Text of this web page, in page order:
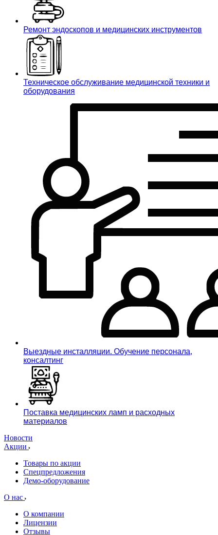
Ремонт эндоскопов и медицинских инструментов
Техническое обслуживание медицинской техники и
оборудования
Выездные инсталляции. Обучение персонала,
консалтинг
Поставка медицинских ламп и расходных
материалов
Новости
Акции
Товары по акции
Спецпредложения
Демо-оборудование
О нас
О компании
Лицензии
Отзывы